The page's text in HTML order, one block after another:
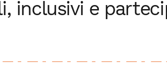
inclusivi e